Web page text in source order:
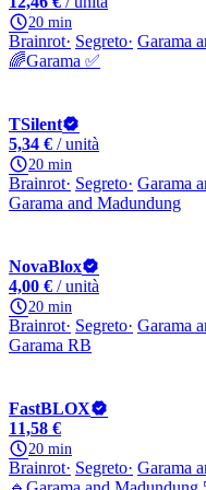
20 min
Brainrot Segreto Garama
🌈Garama ✅
TSilent
5,34 € / unità
20 min
Brainrot Segreto Garama
Garama and Madundung
NovaBlox
4,00 € / unità
20 min
Brainrot Segreto Garama
Garama RB
FastBLOX
11,58 €
20 min
Brainrot Segreto Garama